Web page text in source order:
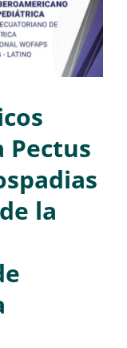
Pectus
la